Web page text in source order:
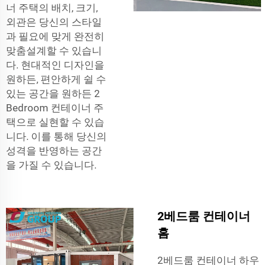
너 주택의 배치, 크기,
외관은 당신의 스타일
과 필요에 맞게 완전히
맞춤설계할 수 있습니
다. 현대적인 디자인을
원하든, 편안하게 쉴 수
있는 공간을 원하든 2
Bedroom 컨테이너 주
택으로 실현할 수 있습
니다. 이를 통해 당신의
성격을 반영하는 공간
을 가질 수 있습니다.
2베드룸 컨테이너
홈
2베드룸 컨테이너 하우